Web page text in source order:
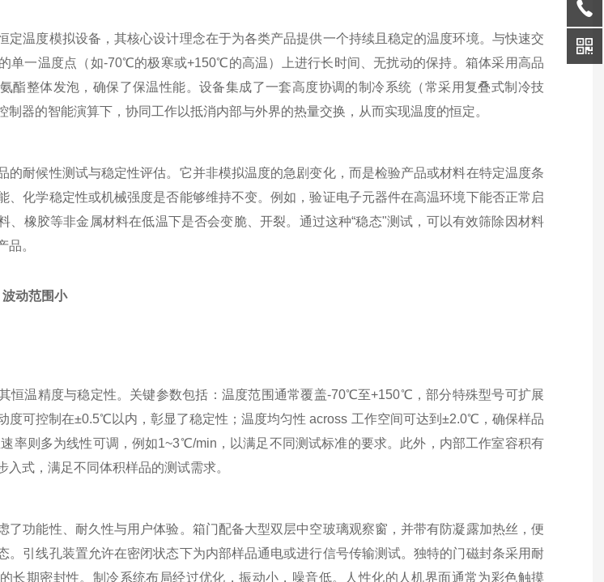
定温度模拟设备，其核心设计理念在于为各类产品提供一个持续且稳定的温度环境。与快速交
单一温度点（如-70℃的极寒或+150℃的高温）上进行长时间、无扰动的保持。箱体采用高品
酯整体发泡，确保了保温性能。设备集成了一套高度协调的制冷系统（常采用复叠式制冷技
制器的智能演算下，协同工作以抵消内部与外界的热量交换，从而实现温度的恒定。
的耐候性测试与稳定性评估。它并非模拟温度的急剧变化，而是检验产品或材料在特定温度条
、化学稳定性或机械强度是否能够维持不变。例如，验证电子元器件在高温环境下能否正常启
、橡胶等非金属材料在低温下是否会变脆、开裂。通过这种“稳态"测试，可以有效筛除因材料
品。
动范围小
恒温精度与稳定性。关键参数包括：温度范围通常覆盖-70℃至+150℃，部分特殊型号可扩展
度可控制在±0.5℃以内，彰显了稳定性；温度均匀性 across 工作空间可达到±2.0℃，确保样品
率则多为线性可调，例如1~3℃/min，以满足不同测试标准的要求。此外，内部工作室容积有
入式，满足不同体积样品的测试需求。
了功能性、耐久性与用户体验。箱门配备大型双层中空玻璃观察窗，并带有防凝露加热丝，便
。引线孔装置允许在密闭状态下为内部样品通电或进行信号传输测试。独特的门磁封条采用耐
长期密封性。制冷系统布局经过优化，振动小，噪音低。人性化的人机界面通常为彩色触摸